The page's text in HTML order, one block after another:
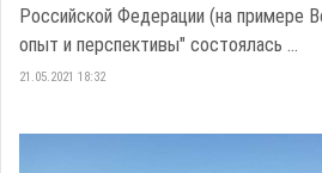
Российской Федерации (на примере
опыт и перспективы" состоялась ...
21.05.2021 18:32